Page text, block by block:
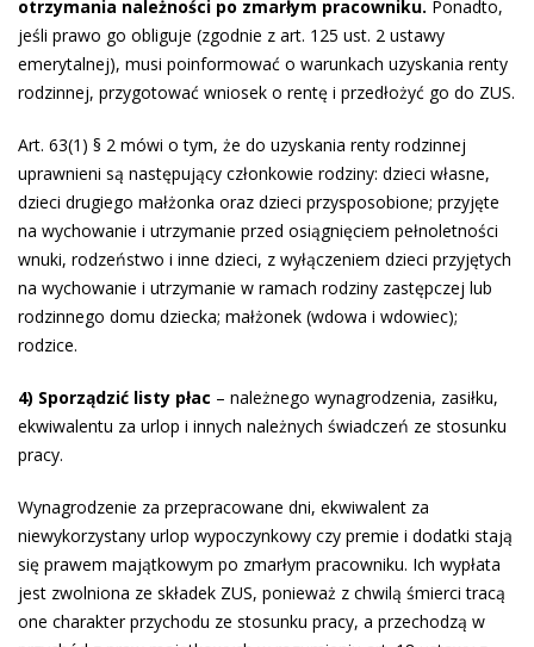
otrzymania należności po zmarłym pracowniku. Ponadto,
jeśli prawo go obliguje (zgodnie z art. 125 ust. 2 ustawy
emerytalnej), musi poinformować o warunkach uzyskania renty
rodzinnej, przygotować wniosek o rentę i przedłożyć go do ZUS.
Art. 63(1) § 2 mówi o tym, że do uzyskania renty rodzinnej
uprawnieni są następujący członkowie rodziny: dzieci własne,
dzieci drugiego małżonka oraz dzieci przysposobione; przyjęte
na wychowanie i utrzymanie przed osiągnięciem pełnoletności
wnuki, rodzeństwo i inne dzieci, z wyłączeniem dzieci przyjętych
na wychowanie i utrzymanie w ramach rodziny zastępczej lub
rodzinnego domu dziecka; małżonek (wdowa i wdowiec);
rodzice.
4) Sporządzić listy płac – należnego wynagrodzenia, zasiłku,
ekwiwalentu za urlop i innych należnych świadczeń ze stosunku
pracy.
Wynagrodzenie za przepracowane dni, ekwiwalent za
niewykorzystany urlop wypoczynkowy czy premie i dodatki stają
się prawem majątkowym po zmarłym pracowniku. Ich wypłata
jest zwolniona ze składek ZUS, ponieważ z chwilą śmierci tracą
one charakter przychodu ze stosunku pracy, a przechodzą w